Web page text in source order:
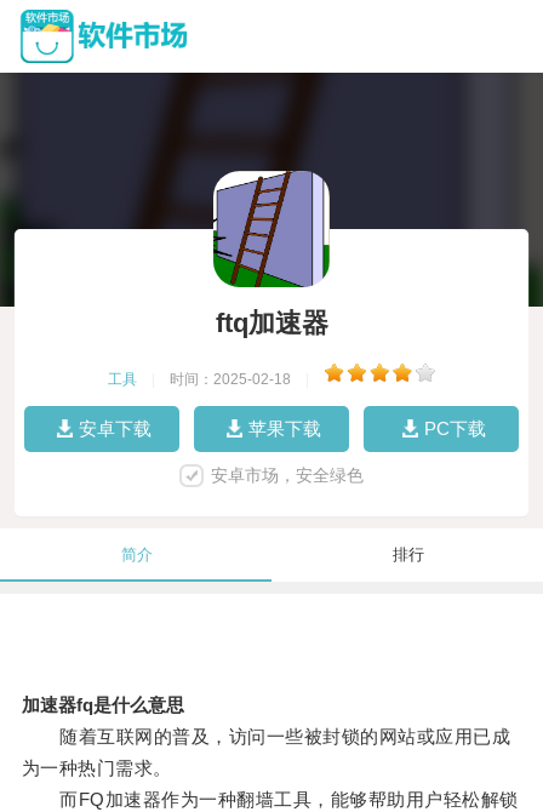
ftq加速器
工具 时间：2025-02-18
安卓下载 苹果下载 PC下载
安卓市场，安全绿色
简介 排行
加速器fq是什么意思
随着互联网的普及，访问一些被封锁的网站或应用已成
为一种热门需求。
而FQ加速器作为一种翻墙工具，能够帮助用户轻松解锁